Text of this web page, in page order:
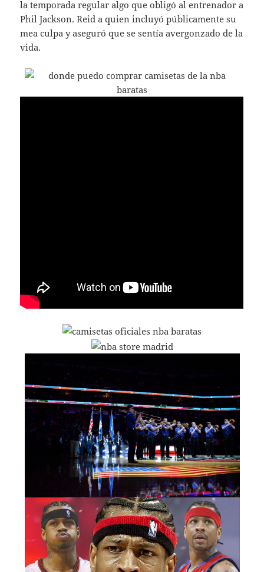
la temporada regular algo que obligó al entrenador a
Phil Jackson. Reid a quien incluyó públicamente su
mea culpa y aseguró que se sentía avergonzado de la
vida.